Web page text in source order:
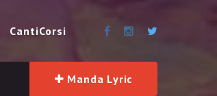
CantiCorsi
Manda Lyric